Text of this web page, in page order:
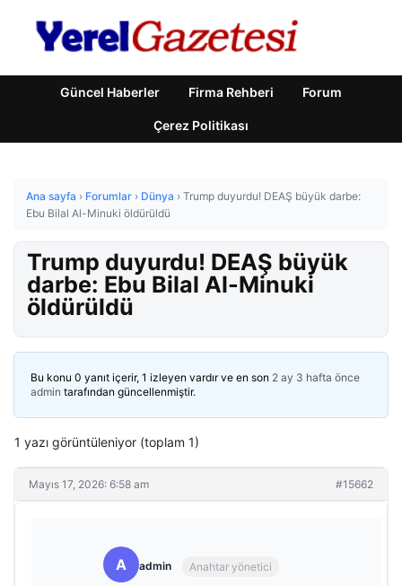
Güncel Haberler Firma Rehberi Forum
Çerez Politikası
Ana sayfa › Forumlar › Dünya › Trump duyurdu! DEAŞ büyük darbe:
Ebu Bilal Al-Minuki öldürüldü
Trump duyurdu! DEAŞ büyük
darbe: Ebu Bilal Al-Minuki
öldürüldü
Bu konu 0 yanıt içerir, 1 izleyen vardır ve en son 2 ay 3 hafta önce
admin tarafından güncellenmiştir.
1 yazı görüntüleniyor (toplam 1)
Mayıs 17, 2026: 6:58 am #15662
A admin Anahtar yönetici